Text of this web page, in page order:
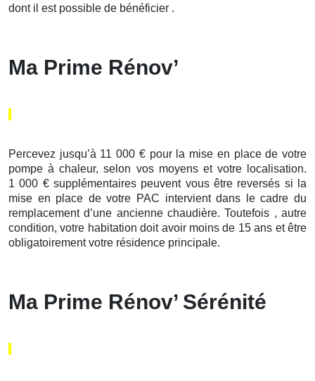
dont il est possible de bénéficier .
Ma Prime Rénov’
Percevez jusqu’à 11 000 € pour la mise en place de votre
pompe à chaleur, selon vos moyens et votre localisation.
1 000 € supplémentaires peuvent vous être reversés si la
mise en place de votre PAC intervient dans le cadre du
remplacement d’une ancienne chaudière. Toutefois , autre
condition, votre habitation doit avoir moins de 15 ans et être
obligatoirement votre résidence principale.
Ma Prime Rénov’ Sérénité